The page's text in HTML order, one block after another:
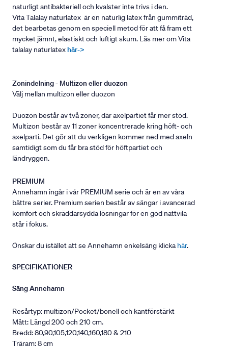
naturligt antibakteriell och kvalster inte trivs i den.
Vita Talalay naturlatex är en naturlig latex från gummiträd,
det bearbetas genom en speciell metod för att få fram ett
mycket jämnt, elastiskt och luftigt skum. Läs mer om Vita
talalay naturlatexhär->
Zonindelning - Multizon eller duozon
Välj mellan multizon eller duozon
Duozon består av två zoner, där axelpartiet får mer stöd.
Multizon består av 11 zoner koncentrerade kring höft- och
axelparti. Det gör att du verkligen kommer ned med axeln
samtidigt som du får bra stöd för höftpartiet och
ländryggen.
PREMIUM
Annehamn ingår i vår PREMIUM serie och är en av våra
bättre serier. Premium serien består av sängar i avancerad
komfort och skräddarsydda lösningar för en god nattvila
står i fokus.
Önskar du istället att se Annehamn enkelsäng klicka här.
SPECIFIKATIONER
Säng Annehamn
Resårtyp: multizon/Pocket/bonell och kantförstärkt
Mått: Längd 200 och 210 cm.
Bredd: 80,90,105,120,140,160,180 & 210
Träram: 8 cm